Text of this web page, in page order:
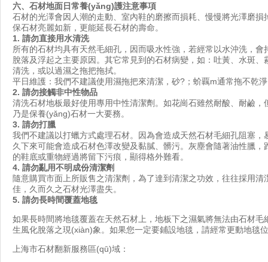
六、石材地面日常養(yǎng)護注意事項
石材的光澤會因人潮的走動、室內鞋的磨擦而損耗、慢慢將光澤磨損
保石材亮麗如新，更能延長石材的壽命。
1. 請勿直接用水清洗
所有的石材均具有天然毛細孔，因而吸水性強，若經常以水沖洗
脫落及浮起之主要原因。其它常見到的石材病變，如：吐黃、水斑
清洗，或以過濕之拖把拖拭。
平日維護：我們不建議使用濕拖把來清潔，砂?；蚧覊m通常拖不乾
2. 請勿接觸非中性物品
清洗石材地板最好使用專用中性清潔劑。如花崗石雖然耐酸、耐鹼
乃是保養(yǎng)石材一大要務。
3. 請勿打臘
我們不建議以打蠟方式處理石材。因為會造成天然石材毛細孔阻塞，
久下來可能會造成石材色澤改變及黏膩、髒污。灰塵會隨著油性臘
的鞋底或重物經過將留下污痕，顯得格外難看。
4. 請勿亂用不明成份清潔劑
隨意購買市面上所販售之清潔劑，為了達到清潔之功效，往往採
佳，久而久之石材光澤盡失。
5. 請勿長時間覆蓋地毯
如果長時間將地毯覆蓋在天然石材上，地板下之濕氣將無法由石材毛
生風化脫落之現(xiàn)象。如果您一定要鋪設地毯，請經常更動地毯位
上海市石材翻新服務區(qū)域：